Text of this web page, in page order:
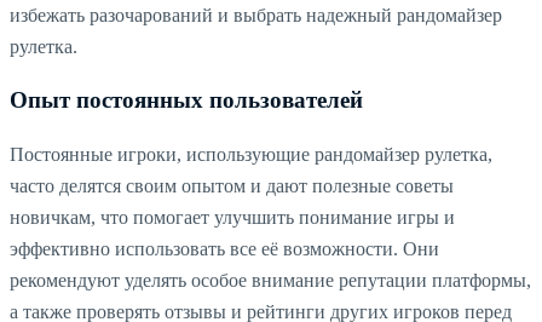
избежать разочарований и выбрать надежный рандомайзер
рулетка.
Опыт постоянных пользователей
Постоянные игроки, использующие рандомайзер рулетка,
часто делятся своим опытом и дают полезные советы
новичкам, что помогает улучшить понимание игры и
эффективно использовать все её возможности. Они
рекомендуют уделять особое внимание репутации платформы,
а также проверять отзывы и рейтинги других игроков перед